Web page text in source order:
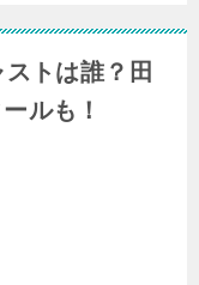
トは誰？田
ルも！